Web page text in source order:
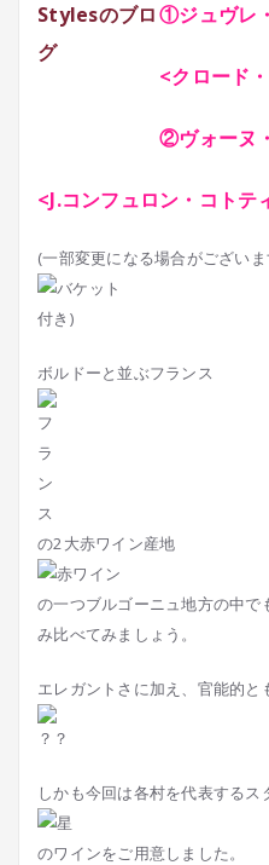
①ジュヴレ
<クロード
②ヴォーヌ
<J.コンフュロン・コトテ
(一部変更になる場合がござい
付き)
ボルドーと並ぶフランス
の2大赤ワイン産地
の一つブルゴーニュ地方の中
み比べてみましょう。
エレガントさに加え、官能的
しかも今回は各村を代表するス
のワインをご用意しました。